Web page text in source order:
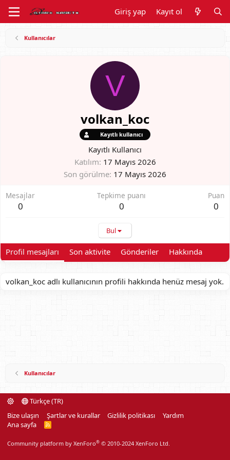
Giriş yap Kayıt ol
Kullanıcılar
V
volkan_koc
Kayıtlı kullanıcı
Kayıtlı Kullanıcı
Katılım 17 Mayıs 2026
Son görülme 17 Mayıs 2026
Mesajlar
0
Tepkime puanı
0
Puan
0
Bul
Profil mesajları Son aktivite Gönderiler Hakkında
volkan_koc adlı kullanıcının profili hakkında henüz mesaj yok.
Kullanıcılar
Türkçe (TR)
Bize ulaşın
Şartlar ve kurallar Gizlilik politikası
Yardım
Ana sayfa
R
Community platform by XenForo® © 2010-2024 XenForo Ltd.